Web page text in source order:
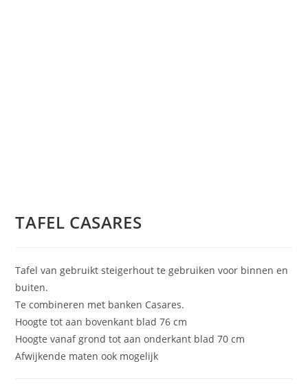
TAFEL CASARES
Tafel van gebruikt steigerhout te gebruiken voor binnen en
buiten.
Te combineren met banken Casares.
Hoogte tot aan bovenkant blad 76 cm
Hoogte vanaf grond tot aan onderkant blad 70 cm
Afwijkende maten ook mogelijk